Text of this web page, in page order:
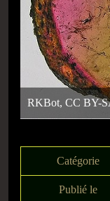
RKBot, CC BY-
Catégorie
Publié le